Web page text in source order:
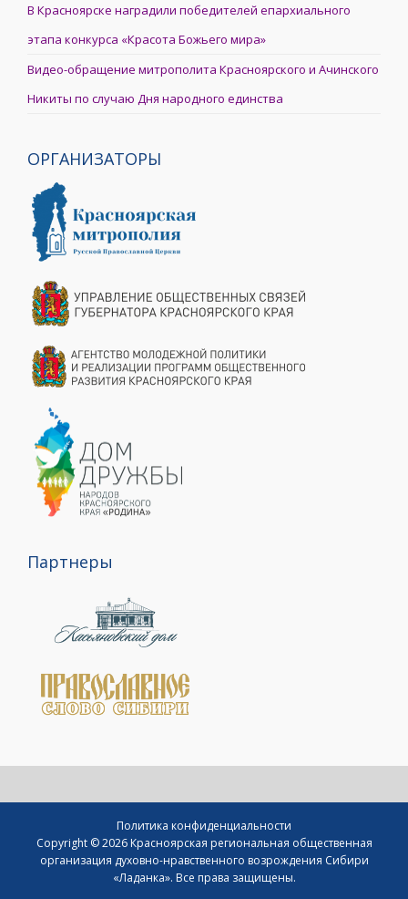
В Красноярске наградили победителей епархиального
этапа конкурса «Красота Божьего мира»
Видео-обращение митрополита Красноярского и Ачинского
Никиты по случаю Дня народного единства
ОРГАНИЗАТОРЫ
Партнеры
Политика конфиденциальности
Copyright © 2026 Красноярская региональная общественная
организация духовно-нравственного возрождения Сибири
«Ладанка». Все права защищены.